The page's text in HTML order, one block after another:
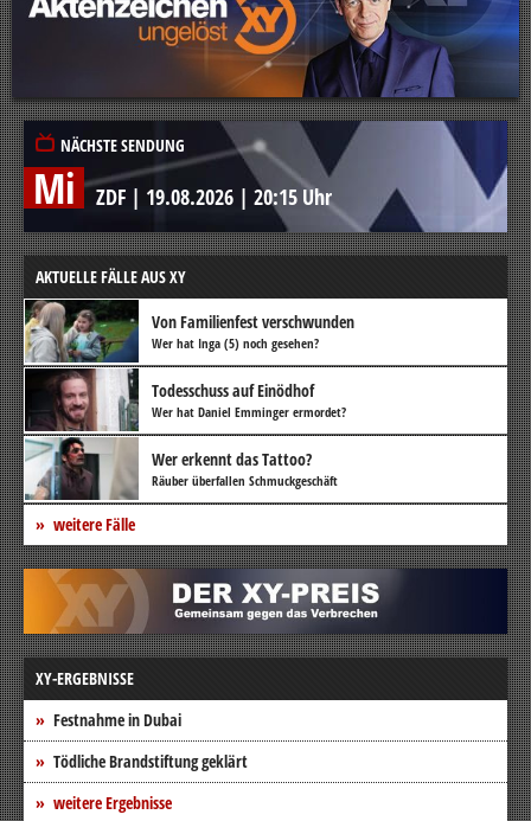
NÄCHSTE SENDUNG
Mi ZDF | 19.08.2026 | 20:15 Uhr
AKTUELLE FÄLLE AUS XY
Von Familienfest verschwunden
Wer hat Inga (5) noch gesehen?
Todesschuss auf Einödhof
Wer hat Daniel Emminger ermordet?
Wer erkennt das Tattoo?
Räuber überfallen Schmuckgeschäft
weitere Fälle
XY-ERGEBNISSE
Festnahme in Dubai
Tödliche Brandstiftung geklärt
weitere Ergebnisse